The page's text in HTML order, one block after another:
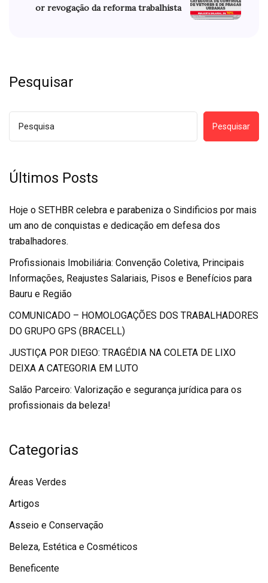
or revogação da reforma trabalhista
Pesquisar
Pesquisar
Últimos Posts
Hoje o SETHBR celebra e parabeniza o Sindificios por mais
um ano de conquistas e dedicação em defesa dos
trabalhadores.
Profissionais Imobiliária: Convenção Coletiva, Principais
Informações, Reajustes Salariais, Pisos e Benefícios para
Bauru e Região
COMUNICADO – HOMOLOGAÇÕES DOS TRABALHADORES
DO GRUPO GPS (BRACELL)
JUSTIÇA POR DIEGO: TRAGÉDIA NA COLETA DE LIXO
DEIXA A CATEGORIA EM LUTO
Salão Parceiro: Valorização e segurança jurídica para os
profissionais da beleza!
Categorias
Áreas Verdes
Artigos
Asseio e Conservação
Beleza, Estética e Cosméticos
Beneficente